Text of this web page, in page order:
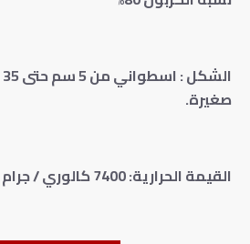
صغيرة.
القيمة الحرارية: 7400 كالوري / جرام